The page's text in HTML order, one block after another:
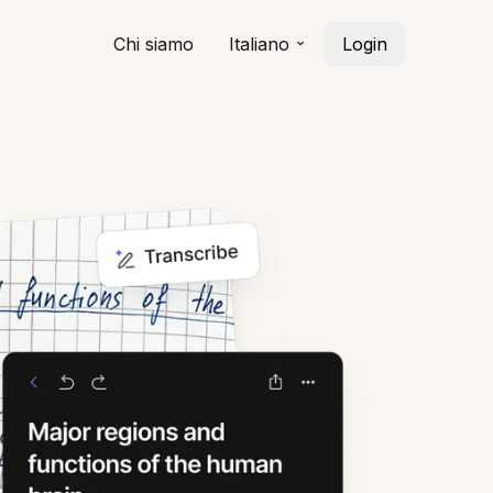
Chi siamo Italiano Login